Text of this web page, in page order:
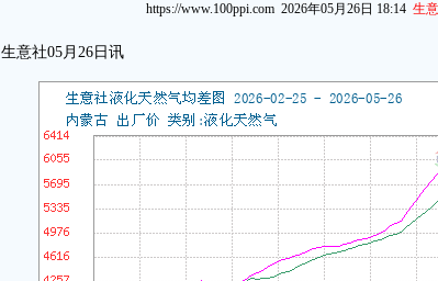
https://www.100ppi.com 2026年05月26日 18:14 生
生意社05月26日讯